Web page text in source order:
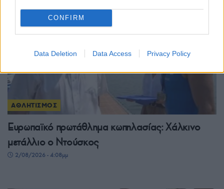
CONFIRM
Data Deletion Data Access Privacy Policy
ΑΘΛΗΤΙΣΜΟΣ
Ευρωπαϊκό πρωτάθλημα κωπηλασίας: Χάλκινο
μετάλλιο ο Ντούσκος
2/08/2026 - 4:08μμ